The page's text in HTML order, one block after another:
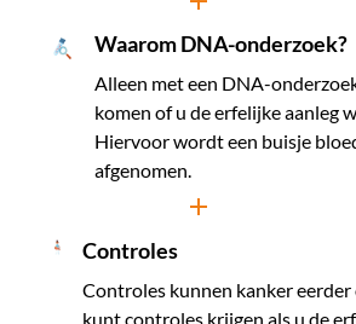
Waarom DNA-onderzoek?
Alleen met een DNA-
komen of u de erfelijke aanleg
Hiervoor wordt een buisje
afgenomen.
Controles
Controles kunnen kanker eerder
kunt controles krijgen als u de